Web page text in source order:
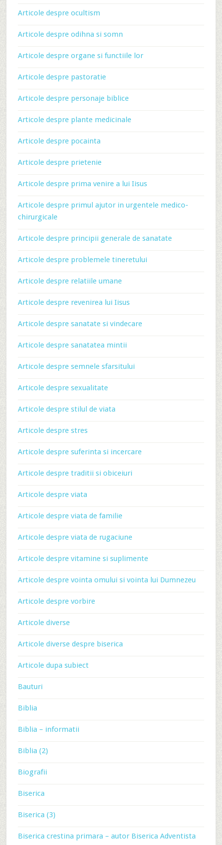
Articole despre ocultism
Articole despre odihna si somn
Articole despre organe si functiile lor
Articole despre pastoratie
Articole despre personaje biblice
Articole despre plante medicinale
Articole despre pocainta
Articole despre prietenie
Articole despre prima venire a lui Iisus
Articole despre primul ajutor in urgentele medico-
chirurgicale
Articole despre principii generale de sanatate
Articole despre problemele tineretului
Articole despre relatiile umane
Articole despre revenirea lui Iisus
Articole despre sanatate si vindecare
Articole despre sanatatea mintii
Articole despre semnele sfarsitului
Articole despre sexualitate
Articole despre stilul de viata
Articole despre stres
Articole despre suferinta si incercare
Articole despre traditii si obiceiuri
Articole despre viata
Articole despre viata de familie
Articole despre viata de rugaciune
Articole despre vitamine si suplimente
Articole despre vointa omului si vointa lui Dumnezeu
Articole despre vorbire
Articole diverse
Articole diverse despre biserica
Articole dupa subiect
Bauturi
Biblia
Biblia – informatii
Biblia (2)
Biografii
Biserica
Biserica (3)
Biserica crestina primara – autor Biserica Adventista